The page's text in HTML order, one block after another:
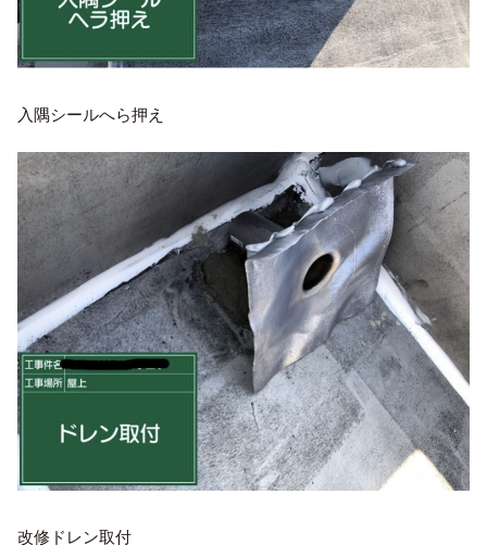
入隅シールへら押え
改修ドレン取付